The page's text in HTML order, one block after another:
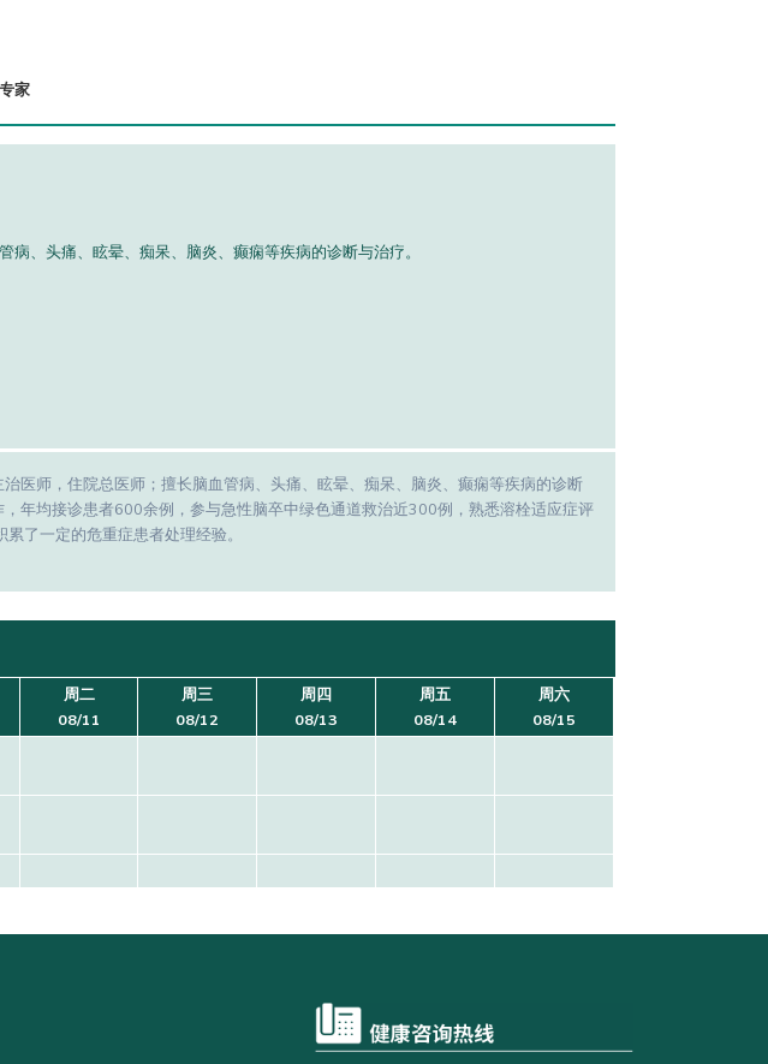
家
病、头痛、眩晕、痴呆、脑炎、癫痫等疾病的诊断与治疗。
医师，住院总医师；擅长脑血管病、头痛、眩晕、痴呆、脑炎、癫痫等疾病的诊断
年均接诊患者600余例，参与急性脑卒中绿色通道救治近300例，熟悉溶栓适应症评
了一定的危重症患者处理经验。
周二
08/11
周三
08/12
周四
08/13
周五
08/14
周六
08/15